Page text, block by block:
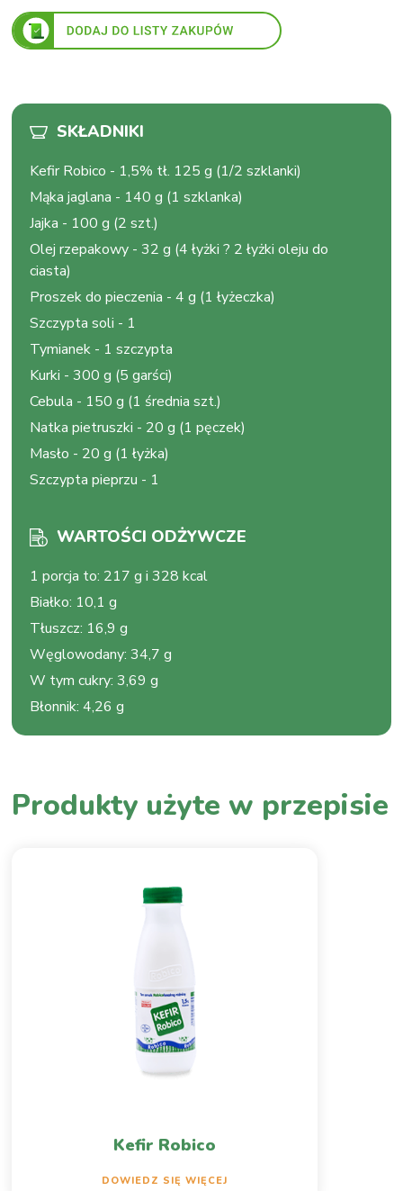
SKŁADNIKI
Kefir Robico - 1,5% tł. 125 g (1/2 szklanki)
Mąka jaglana - 140 g (1 szklanka)
Jajka - 100 g (2 szt.)
Olej rzepakowy -32 g (4 łyżki ? 2 łyżki oleju do
ciasta)
Proszek do pieczenia -4 g (1 łyżeczka)
Szczypta soli - 1
Tymianek - 1 szczypta
Kurki -300 g (5 garści)
Cebula - 150 g (1 średnia szt.)
Natka pietruszki - 20 g (1 pęczek)
Masło - 20 g (1 łyżka)
Szczypta pieprzu - 1
WARTOŚCI ODŻYWCZE
1 porcja to: 217 g i 328 kcal
Białko: 10,1 g
Tłuszcz: 16,9 g
Węglowodany:34,7 g
W tym cukry:3,69 g
Błonnik:4,26 g
Produkty użyte w przepisie
Kefir Robico
DOWIEDZ SIĘ WIĘCEJ